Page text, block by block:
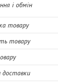
і обмін
товару
товару
доставки